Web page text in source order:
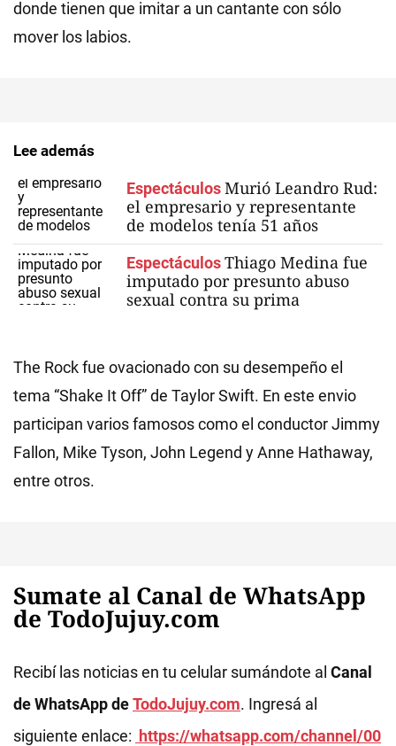
donde tienen que imitar a un cantante con sólo
mover los labios.
Lee además
EspectáculosMurió Leandro Rud:
el empresario y representante
de modelos tenía 51 años
EspectáculosThiago Medina fue
imputado por presunto abuso
sexual contra su prima
The Rock fue ovacionado con su desempeño el
tema “Shake It Off” de Taylor Swift. En este envio
participan varios famosos como el conductor Jimmy
Fallon, Mike Tyson, John Legend y Anne Hathaway,
entre otros.
Sumate al Canal de WhatsApp
de TodoJujuy.com
Recibí las noticias en tu celular sumándote al Canal
de WhatsApp deTodoJujuy.com. Ingresá al
siguiente enlace: https://whatsapp.com/channel/00